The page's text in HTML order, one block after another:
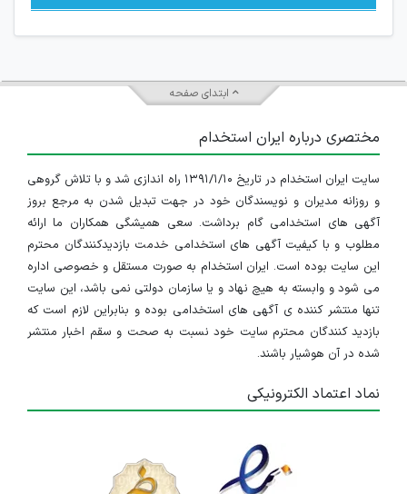
ابتدای صفحه
مختصری درباره ایران استخدام
سایت ایران استخدام در تاریخ ۱۳۹۱/۱/۱۰ راه اندازی شد و با تلاش گروهی
و روزانه مدیران و نویسندگان خود در جهت تبدیل شدن به مرجع بروز
آگهی های استخدامی گام برداشت. سعی همیشگی همکاران ما ارائه
مطلوب و با کیفیت آگهی های استخدامی خدمت بازدیدکنندگان محترم
این سایت بوده است. ایران استخدام به صورت مستقل و خصوصی اداره
می شود و وابسته به هیچ نهاد و یا سازمان دولتی نمی باشد، این سایت
تنها منتشر کننده ی آگهی های استخدامی بوده و بنابراین لازم است که
بازدید کنندگان محترم سایت خود نسبت به صحت و سقم اخبار منتشر
شده در آن هوشیار باشند.
نماد اعتماد الکترونیکی